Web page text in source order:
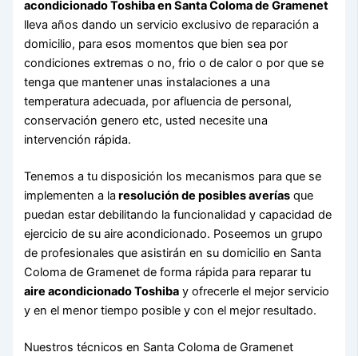
acondicionado Toshiba en Santa Coloma de Gramenet
lleva años dando un servicio exclusivo de reparación a
domicilio, para esos momentos que bien sea por
condiciones extremas o no, frio o de calor o por que se
tenga que mantener unas instalaciones a una
temperatura adecuada, por afluencia de personal,
conservación genero etc, usted necesite una
intervención rápida.
Tenemos a tu disposición los mecanismos para que se
implementen a la resolución de posibles averías que
puedan estar debilitando la funcionalidad y capacidad de
ejercicio de su aire acondicionado. Poseemos un grupo
de profesionales que asistirán en su domicilio en Santa
Coloma de Gramenet de forma rápida para reparar tu
aire acondicionado Toshiba y ofrecerle el mejor servicio
y en el menor tiempo posible y con el mejor resultado.
Nuestros técnicos en Santa Coloma de Gramenet